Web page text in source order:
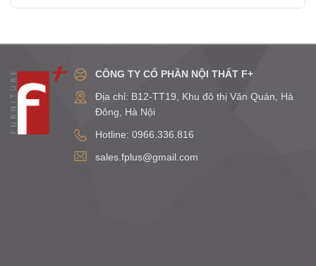
CÔNG TY CỔ PHẦN NỘI THẤT F+
Địa chỉ: B12-TT19, Khu đô thị Văn Quán, Hà
Đông, Hà Nội
Hotline: 0966.336.816
sales.fplus@gmail.com